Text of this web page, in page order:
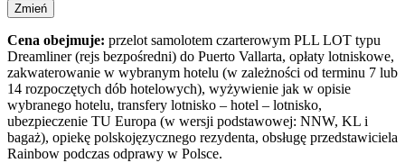
Zmień
Cena obejmuje: przelot samolotem czarterowym PLL LOT typu
Dreamliner (rejs bezpośredni) do Puerto Vallarta, opłaty lotniskowe,
zakwaterowanie w wybranym hotelu (w zależności od terminu 7 lub
14 rozpoczętych dób hotelowych), wyżywienie jak w opisie
wybranego hotelu, transfery lotnisko – hotel – lotnisko,
ubezpieczenie TU Europa (w wersji podstawowej: NNW, KL i
bagaż), opiekę polskojęzycznego rezydenta, obsługę przedstawiciela
Rainbow podczas odprawy w Polsce.